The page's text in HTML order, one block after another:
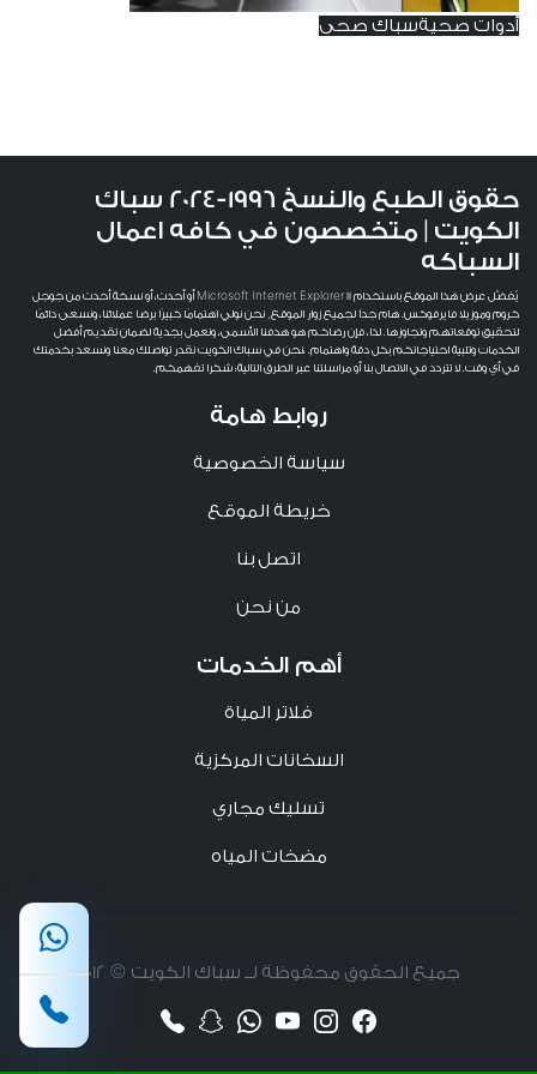
أدوات صحيةسباك صحي
روابط هامة
سياسة الخصوصية
خريطة الموقع
اتصل بنا
من نحن
أهم الخدمات
فلاتر المياة
السخانات المركزية
تسليك مجاري
مضخات المياه
حقوق الطبع والنسخ 1996-2024 سباك
الكويت | متخصصون في كافه اعمال
السباكه
يُفضَّل عرض هذا الموقع باستخدام Microsoft Internet Explorer 11 أو أحدث، أو نسخة أحدث من جوجل
كروم وموزيلا فايرفوكس. هام جداً لجميع زوار الموقع, نحن نولي اهتمامًا كبيرًا برضا عملائنا، ونسعى دائمًا
لتحقيق توقعاتهم وتجاوزها. لذا، فإن رضاكم هو هدفنا الأسمى، ونعمل بجدية لضمان تقديم أفضل
الخدمات وتلبية احتياجاتكم بكل دقة واهتمام. ،نحن في سباك الكويت نقدر تواصلك معنا ونسعد بخدمتك
في أي وقت. لا تتردد في الاتصال بنا أو مراسلتنا عبر الطرق التالية: شكرا تفهمكم.
جميع الحقوق محفوظة لــ سباك الكويت © 2012